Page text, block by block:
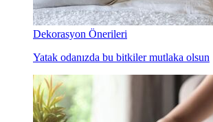
Dekorasyon Önerileri
Yatak odanızda bu bitkiler mutlaka olsun